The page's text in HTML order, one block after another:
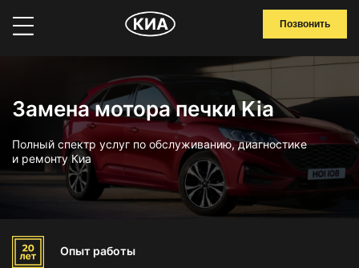
Позвонить
Замена мотора печки Kia
Полный спектр услуг по обслуживанию, диагностике
и ремонту Киа
Опыт работы